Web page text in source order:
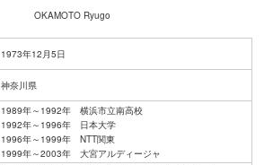
OKAMOTO Ryugo
1973年12月5日
神奈川県
1989年～1992年 横浜市立南高校
1992年～1996年 日本大学
1996年～1999年 NTT関東
1999年～2003年 大宮アルディージャ